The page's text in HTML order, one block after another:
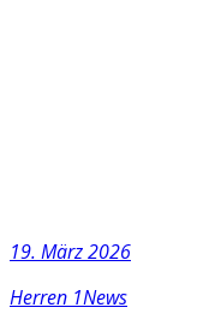
19. März 2026
Herren 1News